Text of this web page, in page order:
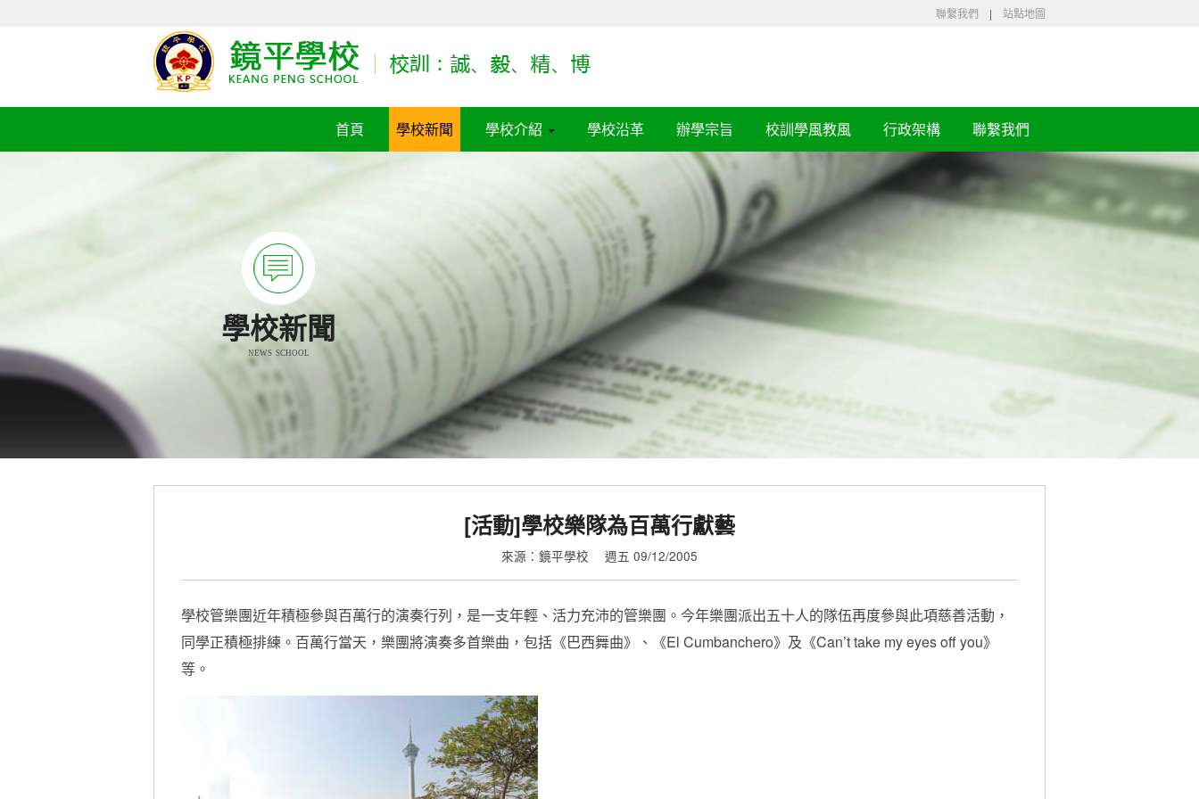
聯繫我們 | 站點地圖
首頁 學校新聞 學校介紹 學校沿革 辦學宗旨 校訓學風教風 行政架構 聯繫我們
學校新聞
NEWS SCHOOL
[活動]學校樂隊為百萬行獻藝
來源：鏡平學校 週五 09/12/2005
學校管樂團近年積極參與百萬行的演奏行列，是一支年輕、活力充沛的管樂團。今年樂團派出五十人的隊伍再度參與此項慈善活動，
同學正積極排練。百萬行當天，樂團將演奏多首樂曲，包括《巴西舞曲》、《El Cumbanchero》及《Can’t take my eyes off you》
等。